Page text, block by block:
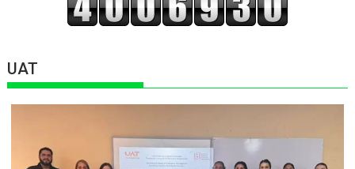
UAT